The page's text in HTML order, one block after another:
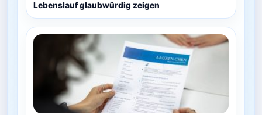
Lebenslauf glaubwürdig zeigen